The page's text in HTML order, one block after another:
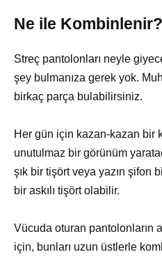
Ne ile Kombinlenir?
Streç pantolonları neyle
şey bulmanıza gerek yok.
birkaç parça bulabilirsiniz.
Her gün için kazan-kazan bir
unutulmaz bir görünüm
şık bir tişört veya yazın şifon
bir askılı tişört olabilir.
Vücuda oturan pantolonların
için, bunları uzun üstlerle